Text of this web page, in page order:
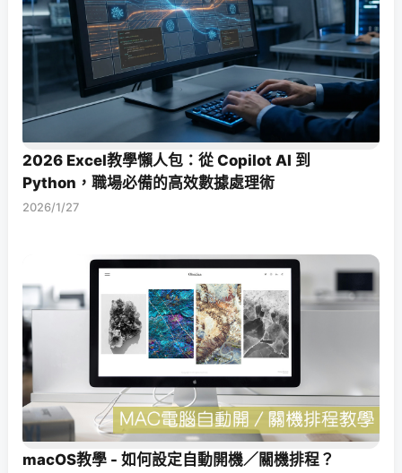
2026 Excel教學懶人包：從 Copilot AI 到
Python，職場必備的高效數據處理術
2026/1/27
macOS教學 - 如何設定自動開機／關機排程？